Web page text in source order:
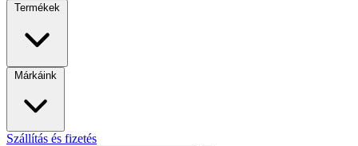
Termékek
Márkáink
Szállítás és fizetés